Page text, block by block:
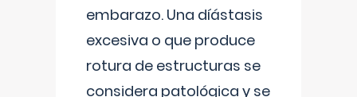
embarazo. Una díástasis
excesiva o que produce
rotura de estructuras se
considera patológica y se